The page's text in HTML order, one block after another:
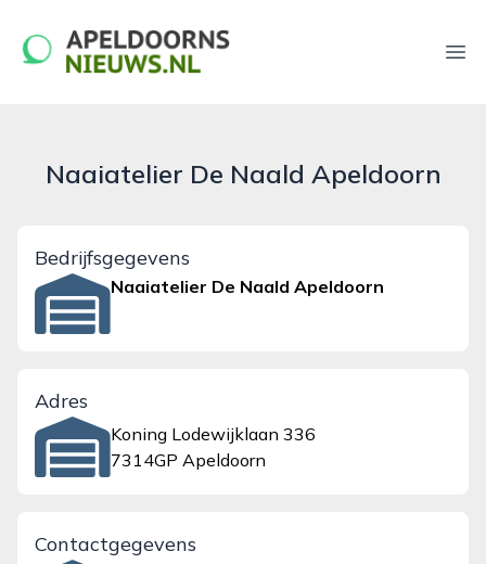
apeldoornsnieuws.nl
Naaiatelier De Naald Apeldoorn
Bedrijfsgegevens
Naaiatelier De Naald Apeldoorn
Adres
Koning Lodewijklaan 336
7314GP Apeldoorn
Contactgegevens